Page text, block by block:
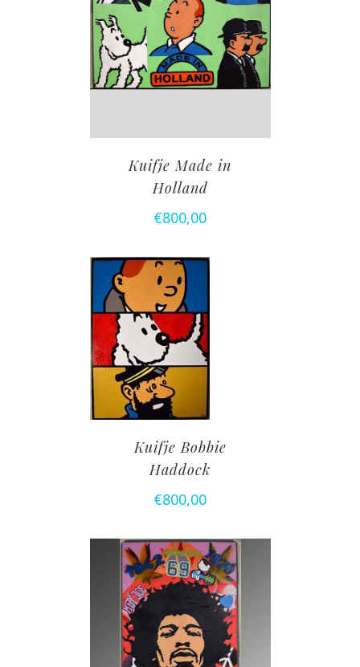
Kuifje Made in
Holland
€800,00
Kuifje Bobbie
Haddock
€800,00
TOEVOEGEN AAN